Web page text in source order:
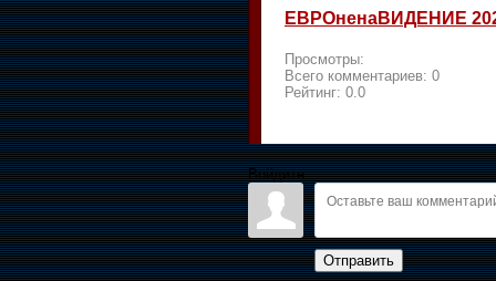
ЕВРОненаВИДЕНИЕ
Просмотры:
Всего комментариев: 0
Рейтинг: 0.0
Войдите:
Отправить